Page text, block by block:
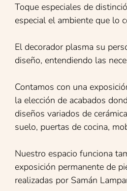
Toque especiales de
especial el ambiente que lo
El decorador plasma su
diseño, entendiendo las
Contamos con una
la elección de acabados
diseños variados de
suelo, puertas de cocina,
Nuestro espacio funciona
exposición permanente de
realizadas por Samán